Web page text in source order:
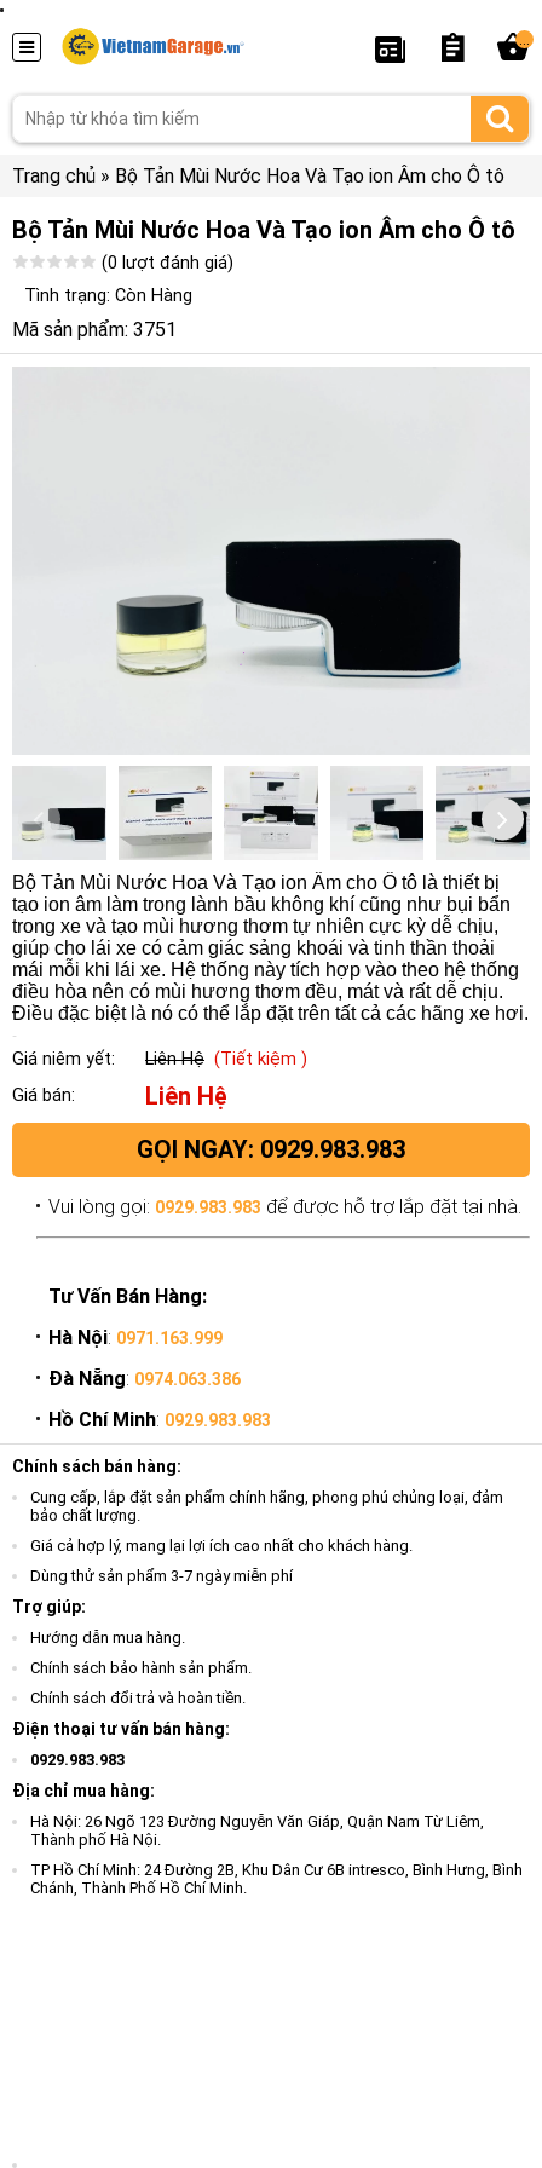
Trang chủ » Bộ Tản Mùi Nước Hoa Và Tạo ion Âm cho Ô tô
Bộ Tản Mùi Nước Hoa Và Tạo ion Âm cho Ô tô
(0 lượt đánh giá)
Tình trạng: Còn Hàng
Mã sản phẩm: 3751
Bộ Tản Mùi Nước Hoa Và Tạo ion Âm cho Ô tô là thiết bị
tạo ion âm làm trong lành bầu không khí cũng như bụi bẩn
trong xe và tạo mùi hương thơm tự nhiên cực kỳ dễ chịu,
giúp cho lái xe có cảm giác sảng khoái và tinh thần thoải
mái mỗi khi lái xe. Hệ thống này tích hợp vào theo hệ thống
điều hòa nên có mùi hương thơm đều, mát và rất dễ chịu.
Điều đặc biệt là nó có thể lắp đặt trên tất cả các hãng xe hơi.
Giá niêm yết: Liên Hệ (Tiết kiệm )
Giá bán:
Liên Hệ
GỌI NGAY: 0929.983.983
Vui lòng gọi: 0929.983.983 để được hỗ trợ lắp đặt tại nhà.
Tư Vấn Bán Hàng:
Hà Nội: 0971.163.999
Đà Nẵng: 0974.063.386
Hồ Chí Minh: 0929.983.983
Chính sách bán hàng:
Cung cấp, lắp đặt sản phẩm chính hãng, phong phú chủng loại, đảm
bảo chất lượng.
Giá cả hợp lý, mang lại lợi ích cao nhất cho khách hàng.
Dùng thử sản phẩm 3-7 ngày miễn phí
Trợ giúp:
Hướng dẫn mua hàng.
Chính sách bảo hành sản phẩm.
Chính sách đổi trả và hoàn tiền.
Điện thoại tư vấn bán hàng:
0929.983.983
Địa chỉ mua hàng:
Hà Nội: 26 Ngõ 123 Đường Nguyễn Văn Giáp, Quận Nam Từ Liêm,
Thành phố Hà Nội.
TP Hồ Chí Minh: 24 Đường 2B, Khu Dân Cư 6B intresco, Bình Hưng, Bình
Chánh, Thành Phố Hồ Chí Minh.